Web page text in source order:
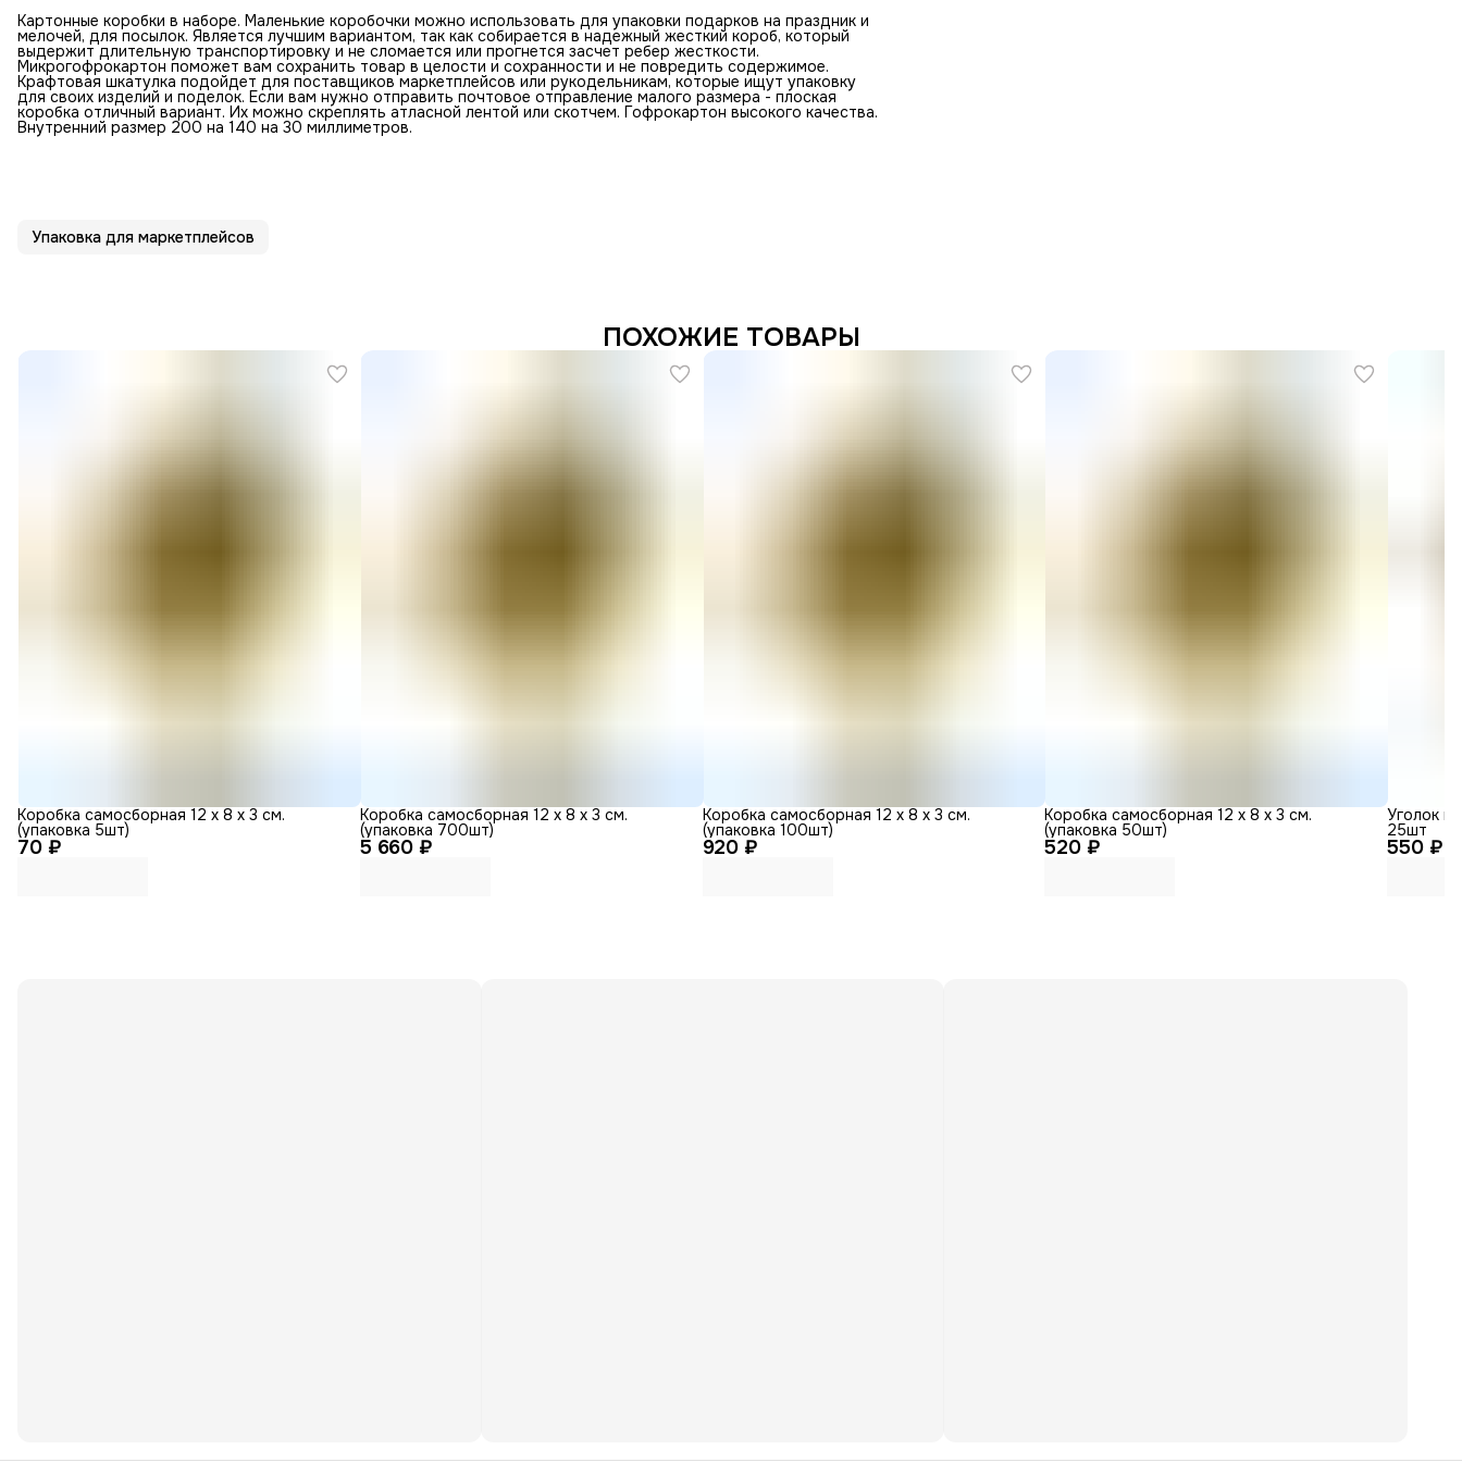
Картонные коробки в наборе. Маленькие коробочки можно использовать для упаковки подарков на праздник и
мелочей, для посылок. Является лучшим вариантом, так как собирается в надежный жесткий короб, который
выдержит длительную транспортировку и не сломается или прогнется засчет ребер жесткости.
Микрогофрокартон поможет вам сохранить товар в целости и сохранности и не повредить содержимое.
Крафтовая шкатулка подойдет для поставщиков маркетплейсов или рукодельникам, которые ищут упаковку
для своих изделий и поделок. Если вам нужно отправить почтовое отправление малого размера - плоская
коробка отличный вариант. Их можно скреплять атласной лентой или скотчем. Гофрокартон высокого качества.
Внутренний размер 200 на 140 на 30 миллиметров.
Упаковка для маркетплейсов
ПОХОЖИЕ ТОВАРЫ
70 ₽
Коробка самосборная 12 х 8 х 3 см.
(упаковка 5шт)
5 660 ₽
Коробка самосборная 12 х 8 х 3 см.
(упаковка 700шт)
920 ₽
Коробка самосборная 12 х 8 х 3 см.
(упаковка 100шт)
520 ₽
Коробка самосборная 12 х 8 х 3 см.
(упаковка 50шт)
550 ₽
Уголок
25шт